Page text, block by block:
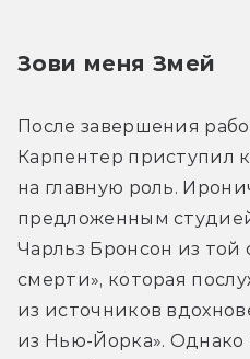
Зови меня Змей
После завершения
Карпентер приступил к
на главную роль.
предложенным
Чарльз Бронсон из
смерти», которая
из источников
из Нью-Йорка».